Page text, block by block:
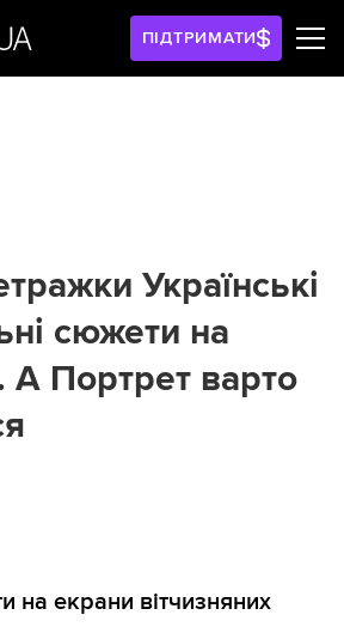
ПІДТРИМАТИ
Українські
сюжети на
А Портрет варто
на екрани вітчизняних